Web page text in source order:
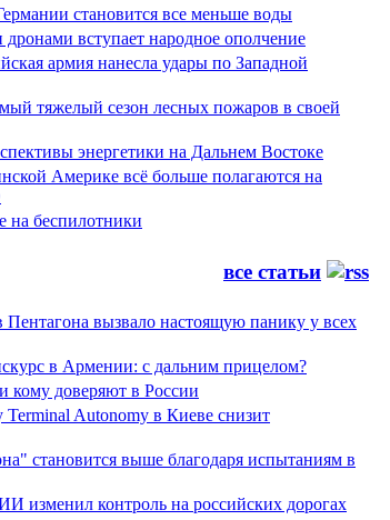
становится все меньше воды
вступает народное ополчение
армия нанесла удары по Западной
тяжелый сезон лесных пожаров в своей
энергетики на Дальнем Востоке
Америке всё больше полагаются на
на беспилотники
все статьи
вызвало настоящую панику у всех
в Армении: с дальним прицелом?
кому доверяют в России
Autonomy в Киеве снизит
становится выше благодаря испытаниям в
изменил контроль на российских дорогах